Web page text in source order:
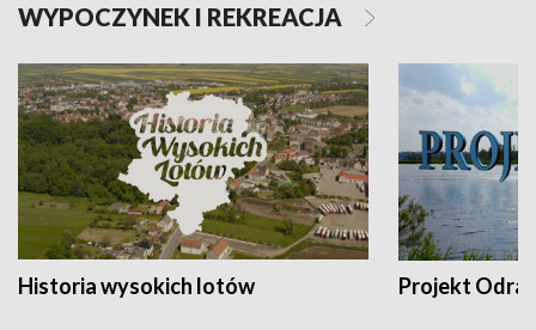
WYPOCZYNEK I REKREACJA
Historia wysokich lotów Projekt Odra